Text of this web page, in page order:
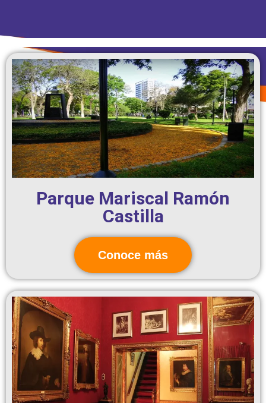
Parque Mariscal Ramón
Castilla
Conoce más